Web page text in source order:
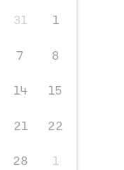
31 1
7 8
14 15
21 22
28 1